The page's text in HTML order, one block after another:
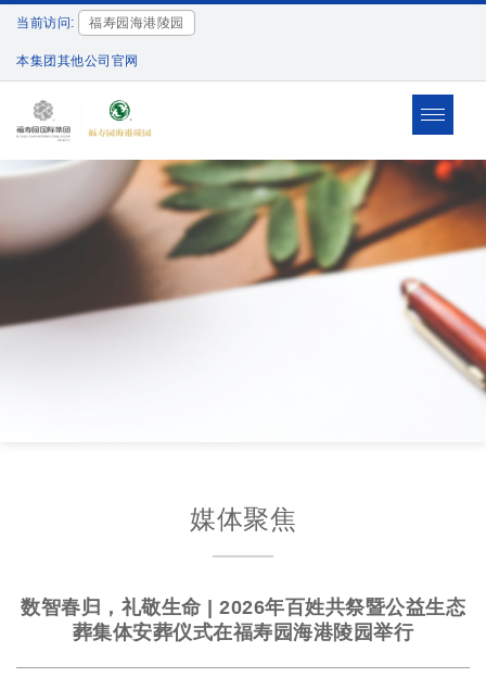
当前访问: 福寿园海港陵园
本集团其他公司官网
Toggle
媒体聚焦
数智春归，礼敬生命 | 2026年百姓共祭暨公益生态
葬集体安葬仪式在福寿园海港陵园举行